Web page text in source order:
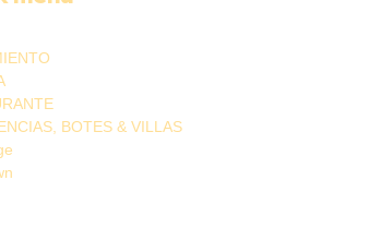
BOTES & VILLAS